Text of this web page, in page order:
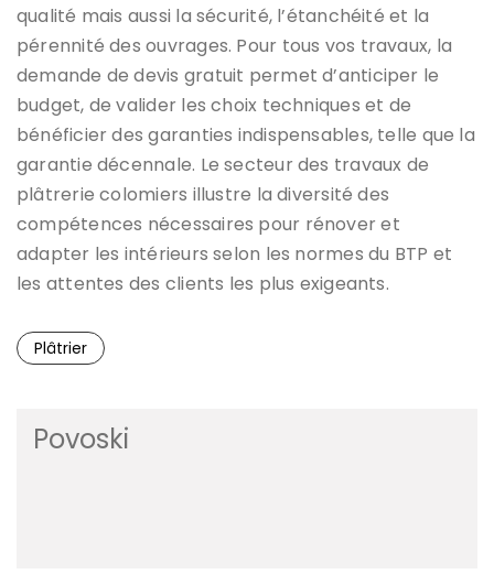
qualité mais aussi la sécurité, l’étanchéité et la
pérennité des ouvrages. Pour tous vos travaux, la
demande de devis gratuit permet d’anticiper le
budget, de valider les choix techniques et de
bénéficier des garanties indispensables, telle que la
garantie décennale. Le secteur des travaux de
plâtrerie colomiers illustre la diversité des
compétences nécessaires pour rénover et
adapter les intérieurs selon les normes du BTP et
les attentes des clients les plus exigeants.
Plâtrier
Povoski